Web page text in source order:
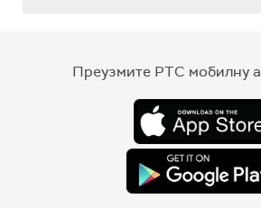
Преузмите РТС мобилну